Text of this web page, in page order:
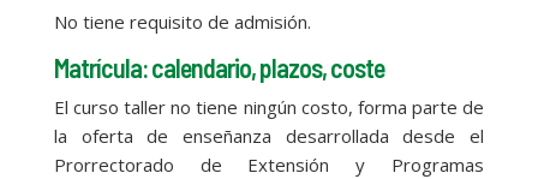
No tiene requisito de admisión.
Matrícula: calendario, plazos, coste
El curso taller no tiene ningún costo, forma parte de
la oferta de enseñanza desarrollada desde el
Prorrectorado de Extensión y Programas